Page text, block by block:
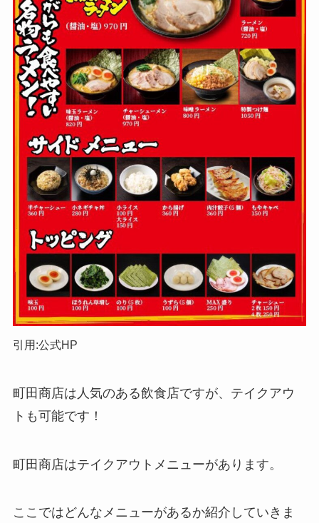
引用:公式HP
町田商店は人気のある飲食店ですが、テイクアウ
トも可能です！
町田商店はテイクアウトメニューがあります。
ここではどんなメニューがあるか紹介していきま